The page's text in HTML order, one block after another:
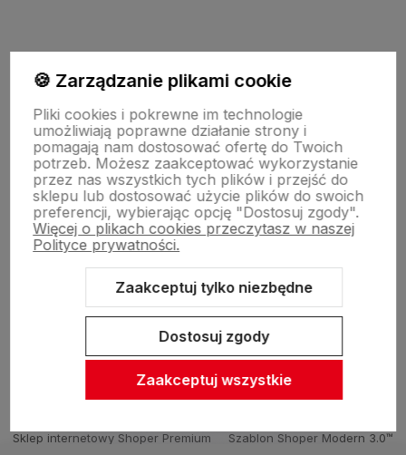
O firmie
Zasady sprzedaży
Pomoc
Sklep internetowy Shoper Premium
Szablon Shoper Modern 3.0™
🍪 Zarządzanie plikami cookie
Pliki cookies i pokrewne im technologie
umożliwiają poprawne działanie strony i
pomagają nam dostosować ofertę do Twoich
potrzeb. Możesz zaakceptować wykorzystanie
przez nas wszystkich tych plików i przejść do
sklepu lub dostosować użycie plików do swoich
preferencji, wybierając opcję "Dostosuj zgody".
Więcej o plikach cookies przeczytasz w naszej
Polityce prywatności.
Zaakceptuj tylko niezbędne
Dostosuj zgody
Zaakceptuj wszystkie